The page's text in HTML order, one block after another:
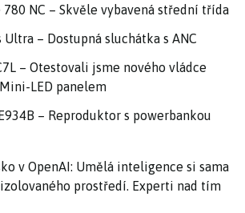
780 NC – Skvěle vybavená střední třída
Ultra – Dostupná sluchátka s ANC
– Otestovali jsme nového vládce
LED panelem
– Reproduktor s powerbankou
v OpenAI: Umělá inteligence si sama
prostředí. Experti nad tím